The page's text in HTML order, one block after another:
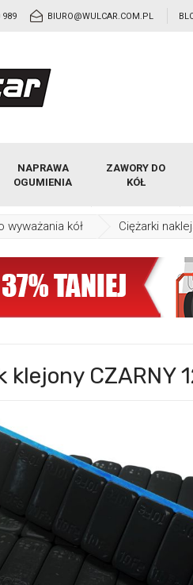
989 BIURO@WULCAR.COM.PL
NAPRAWA
OGUMIENIA
ZAWORY DO
KÓŁ
wyważania kół Ciężarki
klejony CZARNY